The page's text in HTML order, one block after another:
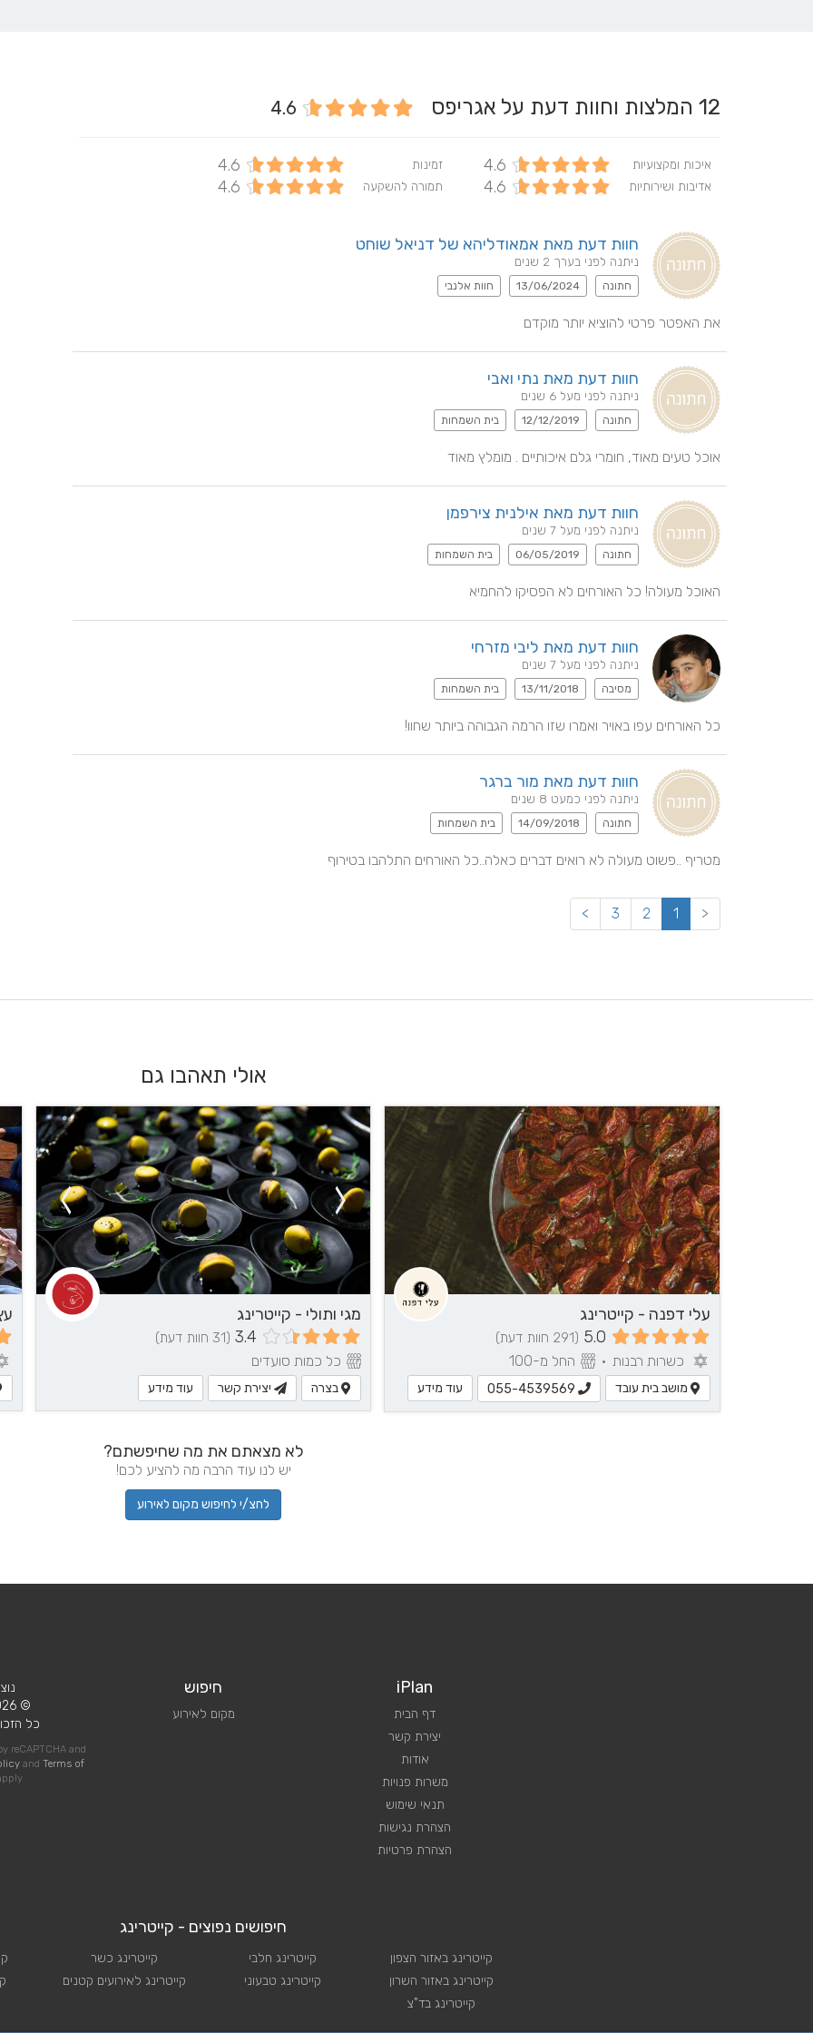
12 המלצות וחוות דעת על אגריפס 4.6
איכות ומקצועיות 4.6 זמינות 4.6
אדיבות ושירותיות 4.6 תמורה להשקעה 4.6
חוות דעת מאת אמאודליהא של דניאל שוחט
ניתנה לפני בערך 2 שנים
חתונה 13/06/2024 חוות אלנבי
את האפטר פרטי להוציא יותר מוקדם
חוות דעת מאת נתי ואבי
ניתנה לפני מעל 6 שנים
חתונה 12/12/2019 בית השמחות
אוכל טעים מאוד, חומרי גלם איכותיים . מומלץ מאוד
חוות דעת מאת אילנית צירפמן
ניתנה לפני מעל 7 שנים
חתונה 06/05/2019 בית השמחות
האוכל מעולה! כל האורחים לא הפסיקו להחמיא
חוות דעת מאת ליבי מזרחי
ניתנה לפני מעל 7 שנים
מסיבה 13/11/2018 בית השמחות
כל האורחים עפו באויר ואמרו שזו הרמה הגבוהה ביותר שחוו!
חוות דעת מאת מור ברגר
ניתנה לפני כמעט 8 שנים
חתונה 14/09/2018 בית השמחות
מטריף ..פשוט מעולה לא רואים דברים כאלה..כל האורחים התלהבו בטירוף
<
1
2
3
>
אולי תאהבו גם
עלי דפנה - קייטרינג
5.0 (291 חוות דעת)
כשרות רבנות • החל מ-100
מושב בית עובד 055-4539569 עוד מידע
מגי ותולי - קייטרינג
3.4 (31 חוות דעת)
כל כמות סועדים
בצרה יצירת קשר עוד מידע
לא מצאתם את מה שחיפשתם?
יש לנו עוד הרבה מה להציע לכם!
לחצ/י לחיפוש מקום לאירוע
iPlan
דף הבית
יצירת קשר
אודות
משרות פנויות
תנאי שימוש
הצהרת נגישות
הצהרת פרטיות
חיפוש
מקום לאירוע
© 2026 iPlan.
כל
reCAPTCHA and
and Terms of
חיפושים נפוצים - קייטרינג
קייטרינג באזור הצפון
קייטרינג באזור השרון
קייטרינג בד"צ
קייטרינג חלבי
קייטרינג טבעוני
קייטרינג כשר
קייטרינג לאירועים קטנים